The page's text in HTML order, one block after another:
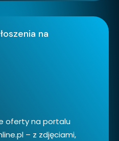
na
oferty na portalu
– z zdjęciami,